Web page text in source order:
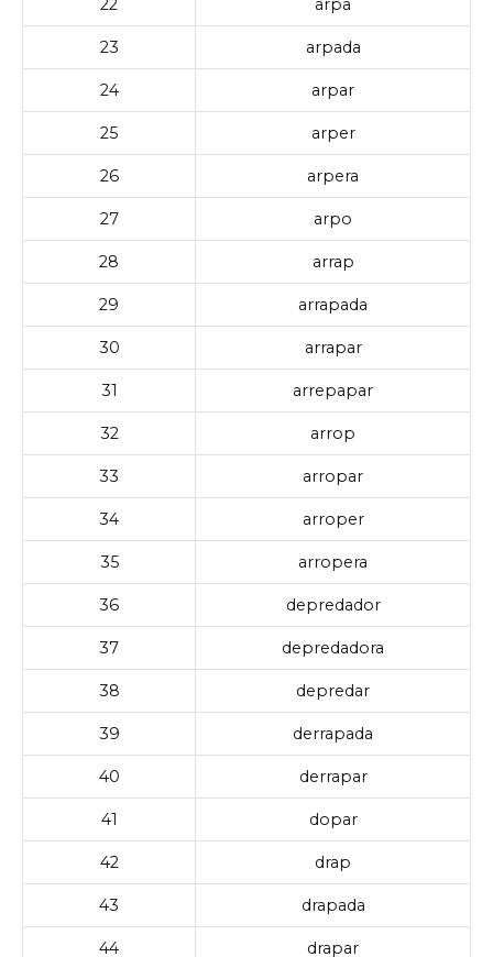
22 arpa
23 arpada
24 arpar
25 arper
26 arpera
27 arpo
28 arrap
29 arrapada
30 arrapar
31 arrepapar
32 arrop
33 arropar
34 arroper
35 arropera
36 depredador
37 depredadora
38 depredar
39 derrapada
40 derrapar
41 dopar
42 drap
43 drapada
44 drapar